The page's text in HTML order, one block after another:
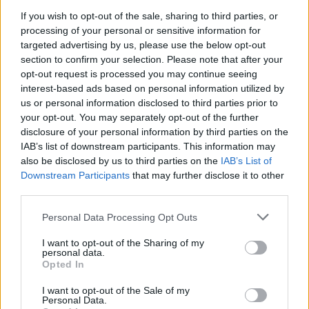
If you wish to opt-out of the sale, sharing to third parties, or
processing of your personal or sensitive information for
targeted advertising by us, please use the below opt-out
section to confirm your selection. Please note that after your
opt-out request is processed you may continue seeing
interest-based ads based on personal information utilized by
us or personal information disclosed to third parties prior to
your opt-out. You may separately opt-out of the further
disclosure of your personal information by third parties on the
IAB’s list of downstream participants. This information may
also be disclosed by us to third parties on the IAB’s List of
Downstream Participants that may further disclose it to other
Personal Data Processing Opt Outs
I want to opt-out of the Sharing of my
personal data.
Opted In
I want to opt-out of the Sale of my
Personal Data.
Καρπενήσι
30/07/26 16:46
Olympic Yacht Show 2026: Η
«αφρόκρεμα» του ελληνικού
yachting δίνει ραντεβού στο
Λαύριο, το τετραήμερο 15-18
Οκτωβρίου 2026
30/07/26|16:34
ENTERPRISE GREECE και
ΣΕΠΕΕ ένωσαν δυνάμεις για την
προώθηση των εξαγωγών
ένδυσης – κλωστοϋφαντουργίας
30/07/26| 13:16
Η νέα ευρωπαϊκή έκθεση για την
ψηφιακή υγεία ανοίγει τις πύλες
τις 28 Οκτωβρίου